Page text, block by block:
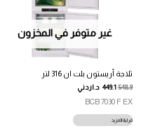
غير متوفر في المخزون
ثلاجة أريستون بلت ان 316 لتر
548.9
449.1 د.اردني
BCB 7030 F EX
قراءة المزيد